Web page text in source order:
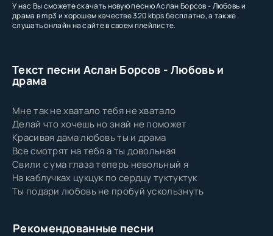
У нас Вы сможете скачать новую песню Аслан Борсов - Любовь и
драма в mp3 и хорошем качестве 320 kbps бесплатно, а также
слушать онлайн на сайте в своем плейлисте.
Текст песни Аслан Борсов - Любовь и
драма
Мне так не хватало тебя не хватало
Делай что хочешь но знай не поможет
Красивая дама любовь ты и драма
Все смотрят на тебя а ты довольная
Свили с ума глаза теперь невольный я
На каблучках цукцук по сердцу туктуктук
Ты подари любовь не пробуй ускользнуть
Рекомендованные песни